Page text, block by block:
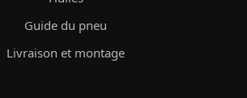
Guide du pneu
Livraison et montage